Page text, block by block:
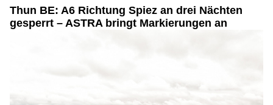
Thun BE: A6 Richtung Spiez an drei Nächten
gesperrt – ASTRA bringt Markierungen an